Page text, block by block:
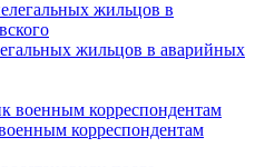
жильцов в аварийных
корреспондентам